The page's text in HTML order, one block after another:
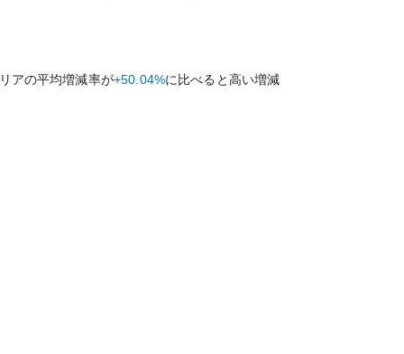
アの平均増減率が+50.04%に比べると高い増減